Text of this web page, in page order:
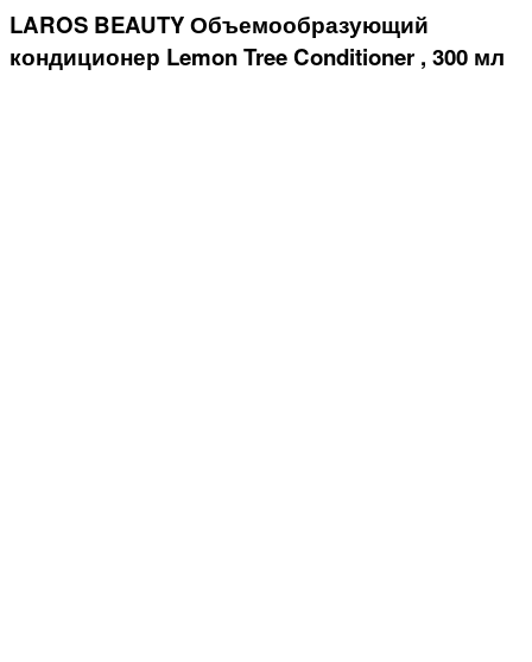
LAROS BEAUTY Объемообразующий
кондиционер Lemon Tree Conditioner , 300 мл